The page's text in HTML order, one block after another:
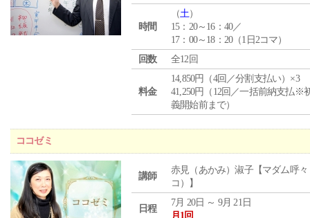
時間
（土）
15：20～16：40／
17：00～18：20（1日2コマ）
回数
全12回
料金
14,850円（4回／分割支払い）×3
41,250円（12回／一括前納支払※
義開始前まで）
ココゼミ
講師
赤見（あかみ）淑子【マダム呼々
コ）】
日程
7月 20日 ～ 9月 21日
月1回